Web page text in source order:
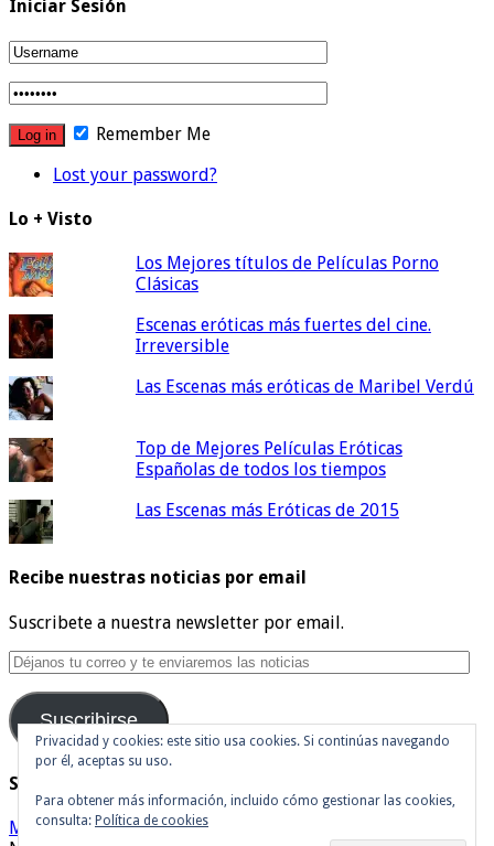
Iniciar Sesión
Remember Me
Lost your password?
Lo + Visto
Los Mejores títulos de Películas Porno
Clásicas
Escenas eróticas más fuertes del cine.
Irreversible
Las Escenas más eróticas de Maribel Verdú
Top de Mejores Películas Eróticas
Españolas de todos los tiempos
Las Escenas más Eróticas de 2015
Recibe nuestras noticias por email
Suscribete a nuestra newsletter por email.
Déjanos
tu
correo
y
te
enviaremos
las
noticias
Suscribirse
Síguenos en Twitter
Mis tuits
Privacidad y cookies: este sitio usa cookies. Si continúas navegando
por él, aceptas su uso.
Para obtener más información, incluido cómo gestionar las cookies,
consulta: Política de cookies